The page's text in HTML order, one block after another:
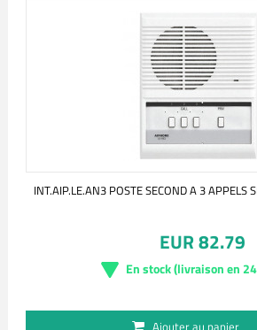
INT.AIP.LE.AN3 POSTE SECOND A 3 APPELS
EUR 82.79
En stock (livraison en
Ajouter au panier